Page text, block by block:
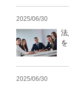
2025/06/30
2025/06/30